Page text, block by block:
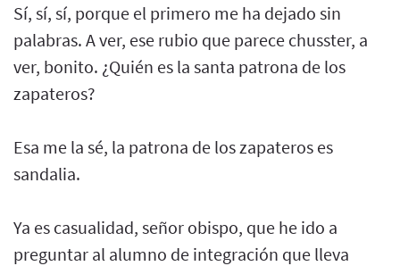
Sí, sí, sí, porque el primero me ha dejado sin
palabras. A ver, ese rubio que parece chusster, a
ver, bonito. ¿Quién es la santa patrona de los
zapateros?
Esa me la sé, la patrona de los zapateros es
sandalia.
Ya es casualidad, señor obispo, que he ido a
preguntar al alumno de integración que lleva